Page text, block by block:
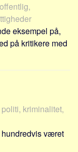
eksempel på,
på kritikere med
kriminalitet,
hundredvis været